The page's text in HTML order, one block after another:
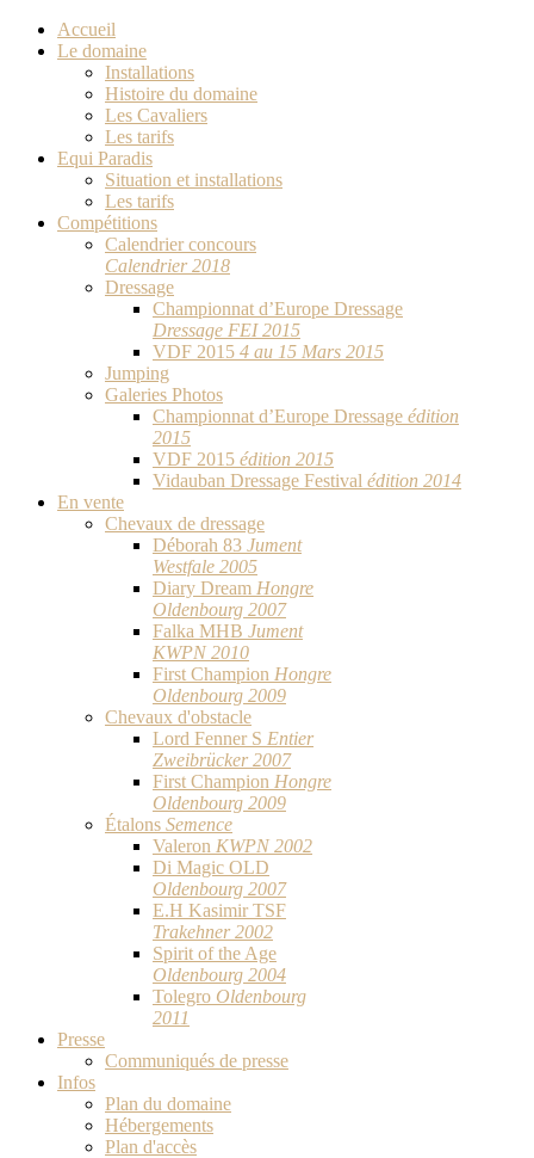
Accueil
Le domaine
Installations
Histoire du domaine
Les Cavaliers
Les tarifs
Equi Paradis
Situation et installations
Les tarifs
Compétitions
Calendrier concours
Calendrier 2018
Dressage
Championnat d’Europe Dressage
Dressage FEI 2015
VDF 2015 4 au 15 Mars 2015
Jumping
Galeries Photos
Championnat d’Europe Dressage édition
2015
VDF 2015 édition 2015
Vidauban Dressage Festival édition 2014
En vente
Chevaux de dressage
Déborah 83 Jument
Westfale 2005
Diary Dream Hongre
Oldenbourg 2007
Falka MHB Jument
KWPN 2010
First Champion Hongre
Oldenbourg 2009
Chevaux d'obstacle
Lord Fenner S Entier
Zweibrücker 2007
First Champion Hongre
Oldenbourg 2009
Étalons Semence
Valeron KWPN 2002
Di Magic OLD
Oldenbourg 2007
E.H Kasimir TSF
Trakehner 2002
Spirit of the Age
Oldenbourg 2004
Tolegro Oldenbourg
2011
Presse
Communiqués de presse
Infos
Plan du domaine
Hébergements
Plan d'accès